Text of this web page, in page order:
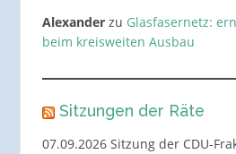
Alexanderzu Glasfasernetz:
beim kreisweiten Ausbau
Sitzungen der Räte
07.09.2026 Sitzung der CDU-